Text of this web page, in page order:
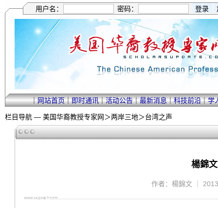
用户名： 密码：
｜网站首页｜即时通讯｜活动公告｜最新消息｜科技前沿｜学
栏目导航 — 美国华裔教授专家网＞两岸三地＞台湾之声
楊錦
作者：楊錦文 ｜